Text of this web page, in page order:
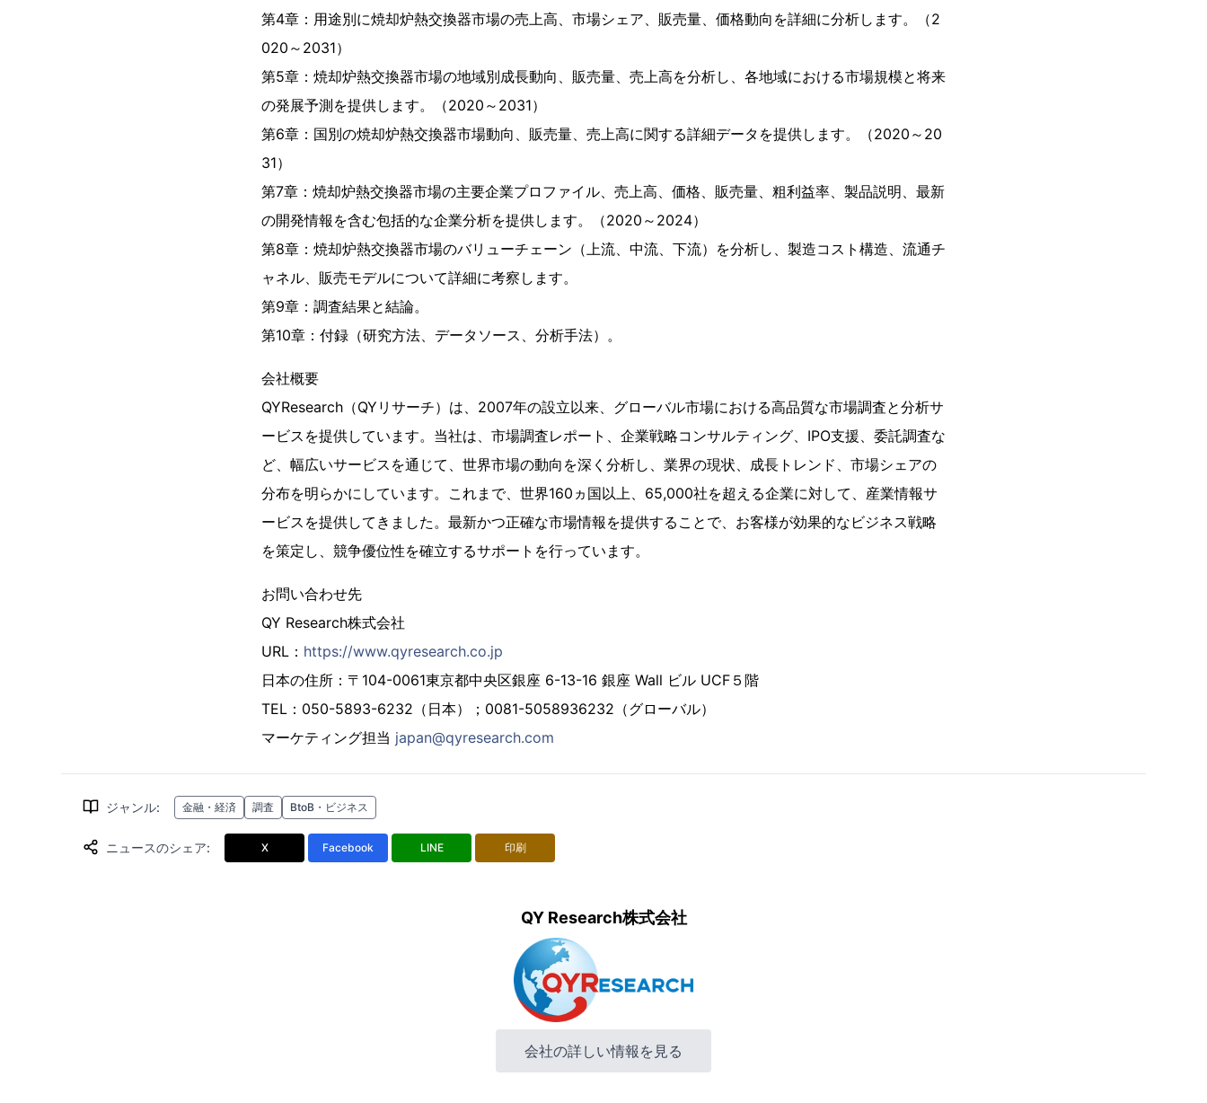
第4章：用途別に焼却炉熱交換器市場の売上高、市場シェア、販売量、価格動向を詳細に分析します。（2
020～2031）
第5章：焼却炉熱交換器市場の地域別成長動向、販売量、売上高を分析し、各地域における市場規模と将来
の発展予測を提供します。（2020～2031）
第6章：国別の焼却炉熱交換器市場動向、販売量、売上高に関する詳細データを提供します。（2020～20
31）
第7章：焼却炉熱交換器市場の主要企業プロファイル、売上高、価格、販売量、粗利益率、製品説明、最新
の開発情報を含む包括的な企業分析を提供します。（2020～2024）
第8章：焼却炉熱交換器市場のバリューチェーン（上流、中流、下流）を分析し、製造コスト構造、流通チ
ャネル、販売モデルについて詳細に考察します。
第9章：調査結果と結論。
第10章：付録（研究方法、データソース、分析手法）。
会社概要
QYResearch（QYリサーチ）は、2007年の設立以来、グローバル市場における高品質な市場調査と分析サ
ービスを提供しています。当社は、市場調査レポート、企業戦略コンサルティング、IPO支援、委託調査な
ど、幅広いサービスを通じて、世界市場の動向を深く分析し、業界の現状、成長トレンド、市場シェアの
分布を明らかにしています。これまで、世界160ヵ国以上、65,000社を超える企業に対して、産業情報サ
ービスを提供してきました。最新かつ正確な市場情報を提供することで、お客様が効果的なビジネス戦略
を策定し、競争優位性を確立するサポートを行っています。
お問い合わせ先
QY Research株式会社
URL： https://www.qyresearch.co.jp
日本の住所：〒104-0061東京都中央区銀座 6-13-16 銀座 Wall ビル UCF５階
TEL：050-5893-6232（日本）；0081-5058936232（グローバル）
マーケティング担当 japan@qyresearch.com
ジャンル: 金融・経済 調査 BtoB・ビジネス
ニュースのシェア: X Facebook LINE 印刷
QY Research株式会社
会社の詳しい情報を見る